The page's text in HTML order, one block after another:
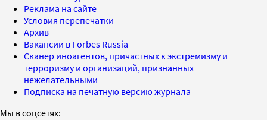
Реклама на сайте
Условия перепечатки
Архив
Вакансии в Forbes Russia
Сканер иноагентов, причастных к экстремизму и
терроризму и организаций, признанных
нежелательными
Подписка на печатную версию журнала
Мы в соцсетях: